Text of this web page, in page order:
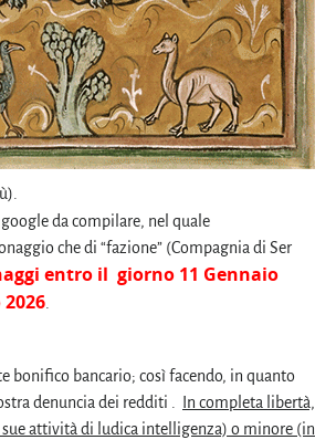
da compilare, nel quale
che di “fazione” (Compagnia di Ser
entro il giorno 11 Gennaio
.
bonifico bancario; così facendo, in quanto
denuncia dei redditi .
In completa libertà,
sue attività di ludica intelligenza) o minore (in